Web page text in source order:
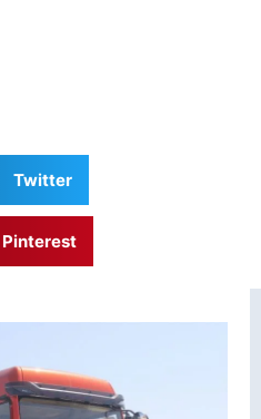
Twitter
Pinterest